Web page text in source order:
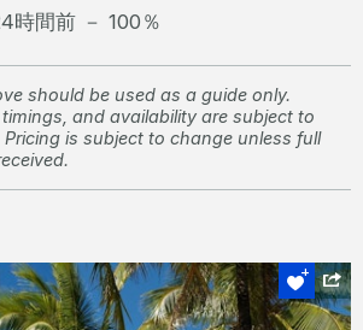
時間前 － 100％
should be used as a guide only.
and availability are subject to
is subject to change unless full